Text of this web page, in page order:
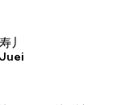
丿
Juei